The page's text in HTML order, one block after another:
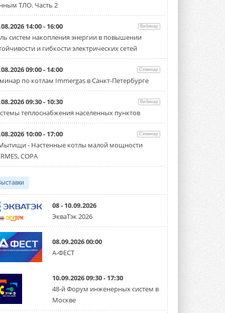
Тепловые насосы в связке с
солнечной генерацией и
накопителем снижают
потребление на 60%
Исследователи из Италии установили ...
4 АВГУСТА 2026
«РУСКЛИМАТ Fest 2026» в Уфе
собрал свыше 700 профи
климатической отрасли
Организатором выступил торгово-
производственный холдинг ...
ЦОД с плотностью 54 кВт на
стойку
3 АВГУСТА 2026
систему DVM на R32
Линейка включает семь типоразмеров
производительностью от 22,4 до 56 кВт.
Суммарная длина трубопроводов ...
3 АВГУСТА 2026
«СиСофт Девелопмент» подвел
итоги конкурса студенческих
стартует уже в сентябре 2026 года ...
3 АВГУСТА 2026
«Русклимат» укрепляет
ТЛО. Часть 2
14:00 - 16:00 Вебинар
систем накопления энергии в повышении
и гибкости электрических сетей
09:00 - 14:00 Семинар
по котлам Immergas в Санкт-Петербурге
09:30 - 10:30 Вебинар
теплоснабжения населенных пунктов
10:00 - 17:00 Семинар
- Настенные котлы малой мощности
COPA
08 - 10.09.2026
ЭкваТэк 2026
08.09.2026 00:00
А-ФЕСТ
10.09.2026 09:30 - 17:30
48-й Форум инженерных систем в
Москве